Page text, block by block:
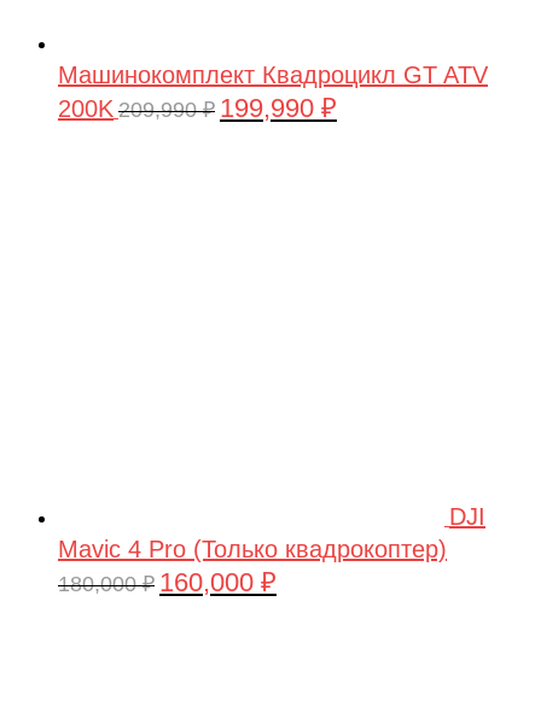
Машинокомплект Квадроцикл GT ATV
200K 209,990₽ Первоначальная
199,990 ₽
DJI
Mavic 4 Pro (Только квадрокоптер)
180,000₽ Первоначальная
160,000 ₽